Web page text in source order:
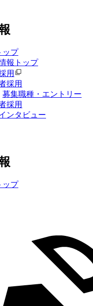
ップ
報トップ
用
採用
募集職種・エントリー
採用
ンタビュー
ップ